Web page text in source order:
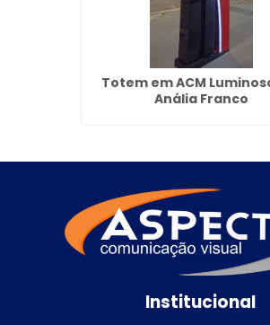
Totem em ACM
Anália Franco
Institucional